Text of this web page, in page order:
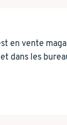
en vente
dans les